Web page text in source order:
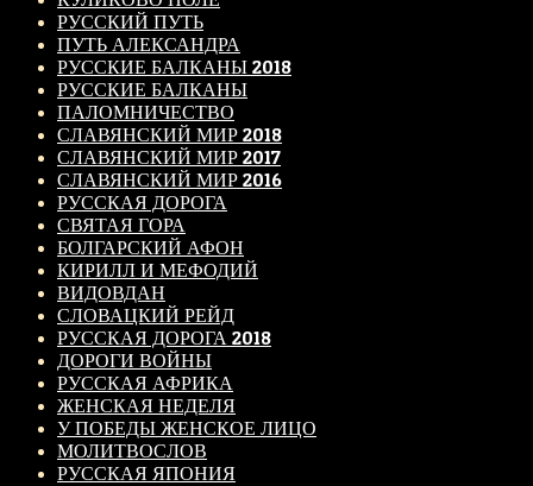
РУССКИЙ ПУТЬ
ПУТЬ АЛЕКСАНДРА
РУССКИЕ БАЛКАНЫ 2018
РУССКИЕ БАЛКАНЫ
ПАЛОМНИЧЕСТВО
СЛАВЯНСКИЙ МИР 2018
СЛАВЯНСКИЙ МИР 2017
СЛАВЯНСКИЙ МИР 2016
РУССКАЯ ДОРОГА
СВЯТАЯ ГОРА
БОЛГАРСКИЙ АФОН
КИРИЛЛ И МЕФОДИЙ
ВИДОВДАН
СЛОВАЦКИЙ РЕЙД
РУССКАЯ ДОРОГА 2018
ДОРОГИ ВОЙНЫ
РУССКАЯ АФРИКА
ЖЕНСКАЯ НЕДЕЛЯ
У ПОБЕДЫ ЖЕНСКОЕ ЛИЦО
МОЛИТВОСЛОВ
РУССКАЯ ЯПОНИЯ